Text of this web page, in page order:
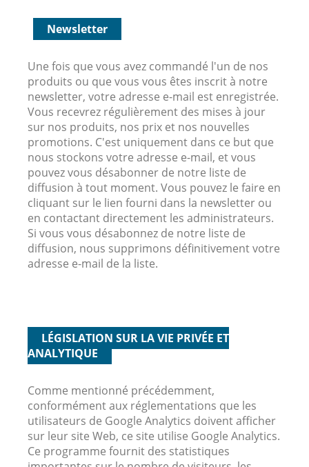
Newsletter
Une fois que vous avez commandé l'un de nos
produits ou que vous vous êtes inscrit à notre
newsletter, votre adresse e-mail est enregistrée.
Vous recevrez régulièrement des mises à jour
sur nos produits, nos prix et nos nouvelles
promotions. C'est uniquement dans ce but que
nous stockons votre adresse e-mail, et vous
pouvez vous désabonner de notre liste de
diffusion à tout moment. Vous pouvez le faire en
cliquant sur le lien fourni dans la newsletter ou
en contactant directement les administrateurs.
Si vous vous désabonnez de notre liste de
diffusion, nous supprimons définitivement votre
adresse e-mail de la liste.
LÉGISLATION SUR LA VIE PRIVÉE ET
ANALYTIQUE
Comme mentionné précédemment,
conformément aux réglementations que les
utilisateurs de Google Analytics doivent afficher
sur leur site Web, ce site utilise Google Analytics.
Ce programme fournit des statistiques